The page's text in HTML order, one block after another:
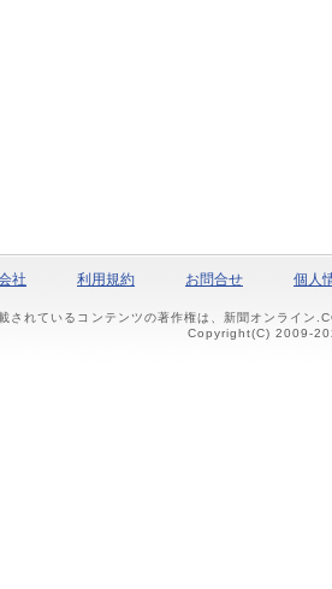
社 利用規約 お問合せ 個人
されているコンテンツの著作権は、新聞オンライン
Copyright(C) 2009-